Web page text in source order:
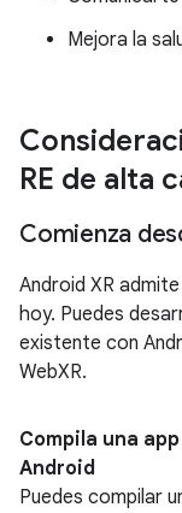
Mejora la
RE de alta
Comienza
Android XR
hoy. Puedes
existente con
WebXR.
Compila una
Android
Puedes compilar